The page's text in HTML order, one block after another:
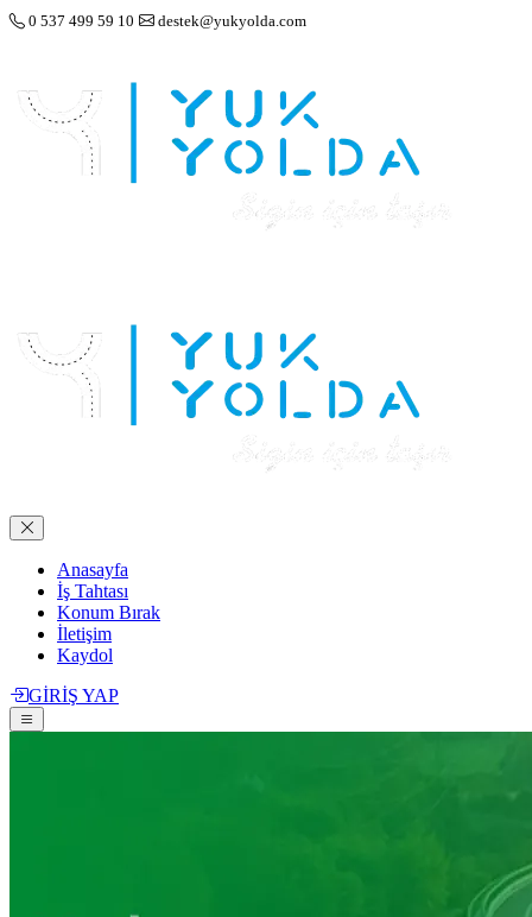
0 537 499 59 10 destek@yukyolda.com
Anasayfa
İş Tahtası
Konum Bırak
İletişim
Kaydol
GİRİŞ YAP